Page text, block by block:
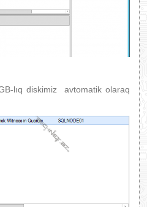
lıq diskimiz avtomatik olaraq